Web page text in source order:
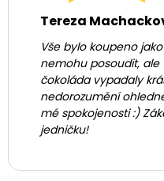
Tereza
Vše bylo koupeno
nemohu posoudit, ale
čokoláda vypadaly
nedorozumění
mé spokojenosti :)
jedničku!